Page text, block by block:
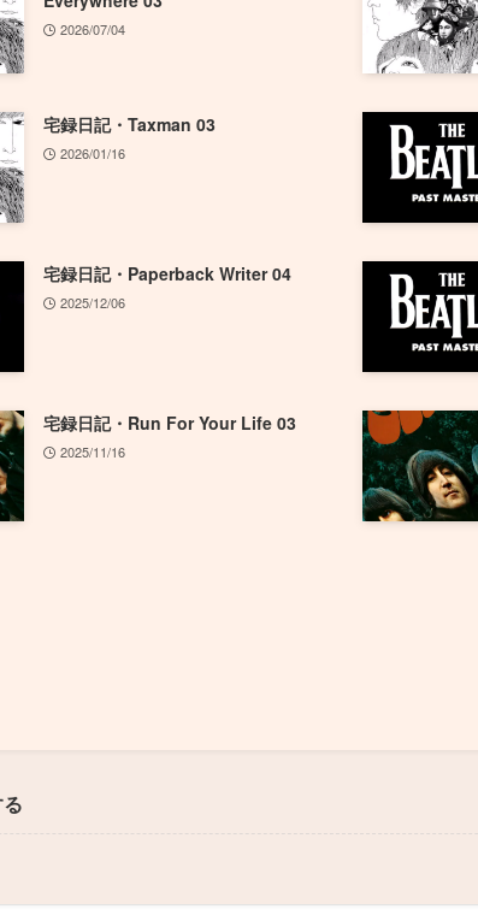
2026/07/04
宅録日記・Taxman 03
2026/01/16
宅録日記・Paperback Writer 04
2025/12/06
宅録日記・Run For Your Life 03
2025/11/16